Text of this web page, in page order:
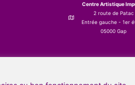
Centre Artistique
2 route de Patac
Entrée gauche - 1er
05000 Gap